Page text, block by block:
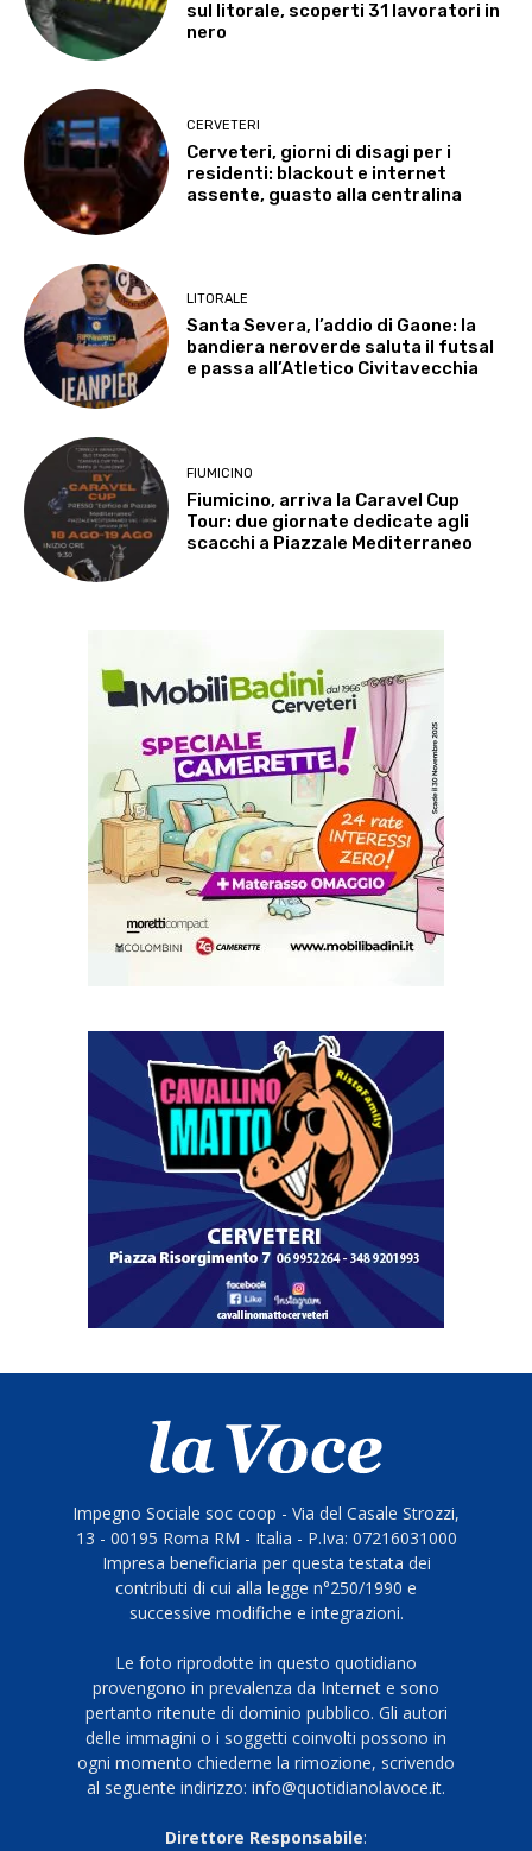
sul litorale, scoperti 31 lavoratori in
nero
CERVETERI
Cerveteri, giorni di disagi per i
residenti: blackout e internet
assente, guasto alla centralina
LITORALE
Santa Severa, l’addio di Gaone: la
bandiera neroverde saluta il futsal
e passa all’Atletico Civitavecchia
FIUMICINO
Fiumicino, arriva la Caravel Cup
Tour: due giornate dedicate agli
scacchi a Piazzale Mediterraneo
Impegno Sociale soc coop - Via del Casale Strozzi,
13 - 00195 Roma RM - Italia - P.Iva: 07216031000
Impresa beneficiaria per questa testata dei
contributi di cui alla legge n°250/1990 e
successive modifiche e integrazioni.
Le foto riprodotte in questo quotidiano
provengono in prevalenza da Internet e sono
pertanto ritenute di dominio pubblico. Gli autori
delle immagini o i soggetti coinvolti possono in
ogni momento chiederne la rimozione, scrivendo
al seguente indirizzo: info@quotidianolavoce.it.
Direttore Responsabile: